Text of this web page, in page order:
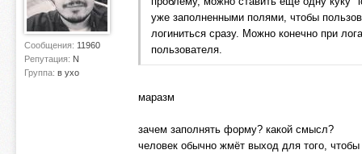
Сообщения: 11960
Репутация: N
Группа: в ухо
уже заполненными полями, чтобы
логиниться сразу. Можно конечно при
пользователя.
маразм
зачем заполнять форму? какой смысл?
человек обычно жмёт выход для того,